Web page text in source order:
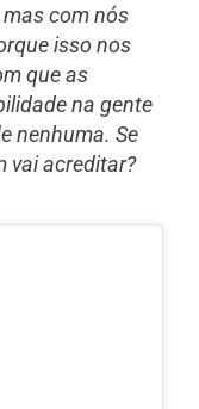
com nós
isso nos
que as
na gente
nenhuma. Se
vai acreditar?